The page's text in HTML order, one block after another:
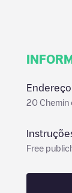
Endereço
20 Chemin
Free